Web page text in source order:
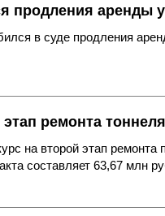
продления аренды
в суде продления
ремонта
на второй этап ремонта
составляет 63,67 млн